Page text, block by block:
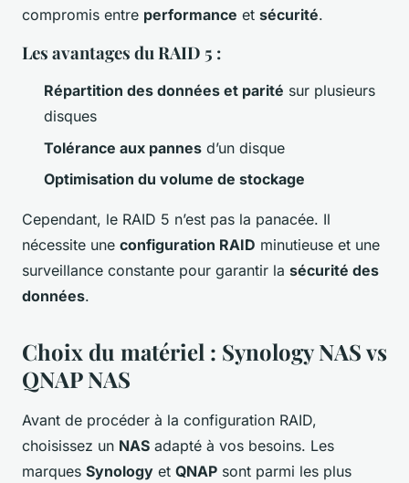
compromis entre performance et sécurité.
Les avantages du RAID 5 :
Répartition des données et parité sur plusieurs
disques
Tolérance aux pannes d’un disque
Optimisation du volume de stockage
Cependant, le RAID 5 n’est pas la panacée. Il
nécessite une configuration RAID minutieuse et une
surveillance constante pour garantir la sécurité des
données.
Choix du matériel : Synology NAS vs
QNAP NAS
Avant de procéder à la configuration RAID,
choisissez un NAS adapté à vos besoins. Les
marques Synology et QNAP sont parmi les plus